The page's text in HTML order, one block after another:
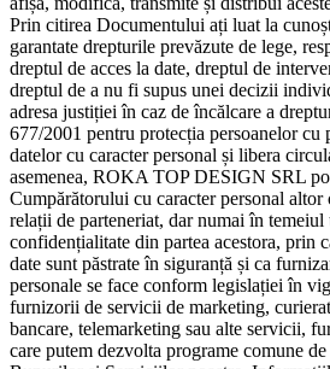
Prin citirea Documentului ați luat la
garantate drepturile prevăzute de lege,
dreptul de acces la date, dreptul de
dreptul de a nu fi supus unei decizii
adresa justiției în caz de încălcare a
677/2001 pentru protecția persoanelor cu
datelor cu caracter personal și libera
asemenea, ROKA TOP DESIGN SRL
Cumpărătorului cu caracter personal altor
relații de parteneriat, dar numai în temeiul
confidențialitate din partea acestora, prin
date sunt păstrate în siguranță și ca
personale se face conform legislației în
furnizorii de servicii de marketing,
bancare, telemarketing sau alte servicii,
care putem dezvolta programe comune